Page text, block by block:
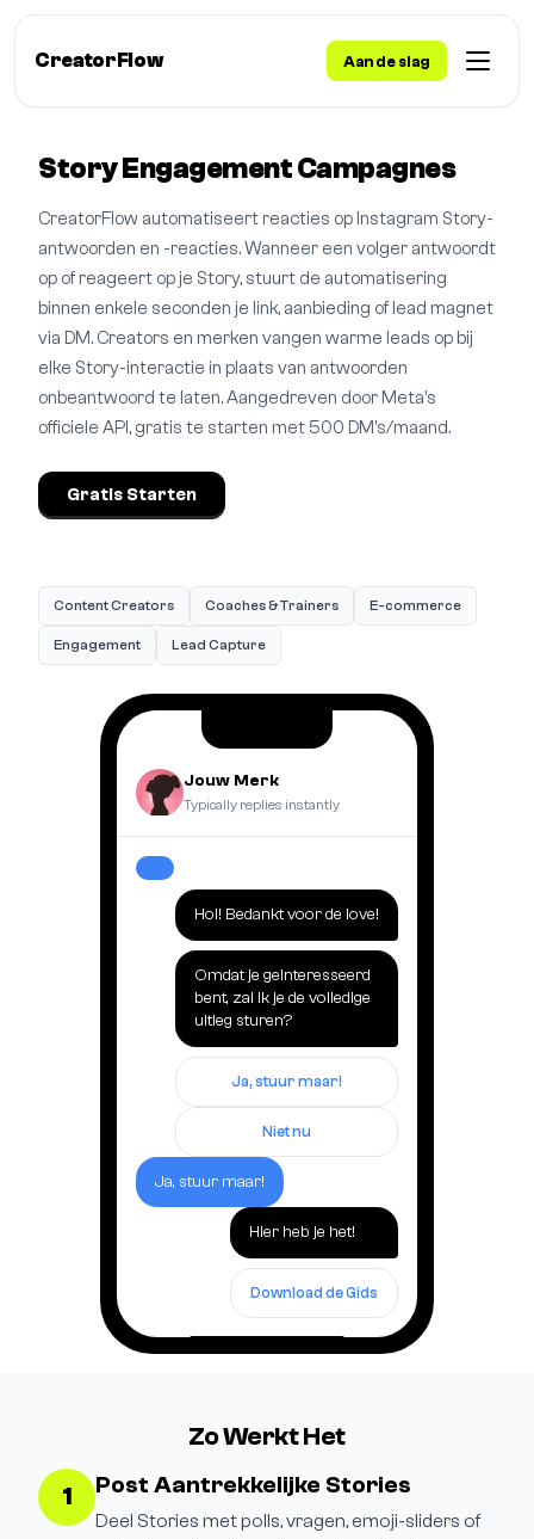
CreatorFlow Aan de slag
Story Engagement Campagnes
CreatorFlow automatiseert reacties op Instagram Story-
antwoorden en -reacties. Wanneer een volger antwoordt
op of reageert op je Story, stuurt de automatisering
binnen enkele seconden je link, aanbieding of lead magnet
via DM. Creators en merken vangen warme leads op bij
elke Story-interactie in plaats van antwoorden
onbeantwoord te laten. Aangedreven door Meta's
officiele API, gratis te starten met 500 DM's/maand.
Gratis Starten
Content Creators Coaches & Trainers E-commerce
Engagement Lead Capture
Jouw Merk
Typically replies instantly
Hoi! Bedankt voor de love!
Omdat je geinteresseerd
bent, zal ik je de volledige
uitleg sturen?
Ja, stuur maar!
Niet nu
Ja, stuur maar!
Hier heb je het!
Download de Gids
Zo Werkt Het
1 Post Aantrekkelijke Stories
Deel Stories met polls, vragen, emoji-sliders of